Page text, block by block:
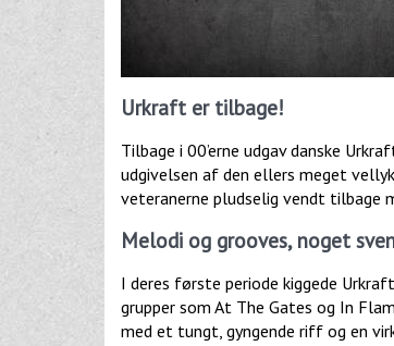
Urkraft er tilbage!
Tilbage i 00’erne udgav danske
udgivelsen af den ellers meget
veteranerne pludselig vendt tilbage
Melodi og grooves, noget
I deres første periode kiggede
grupper som At The Gates og In
med et tungt, gyngende riff og en